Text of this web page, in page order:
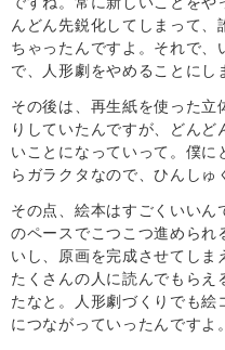
んどん先鋭化してしまって、
ちゃったんですよ。それで、
で、人形劇をやめることにし
その後は、再生紙を使った立
りしていたんですが、どん
いことになっていって。僕に
らガラクタなので、ひんしゅ
その点、絵本はすごくいい
のペースでこつこつ進められ
いし、原画を完成させてしま
たくさんの人に読んでもらえ
たなと。人形劇づくりでも
につながっていったんですよ。